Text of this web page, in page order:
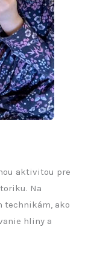
aktivitou pre
Na
technikám, ako
hliny a